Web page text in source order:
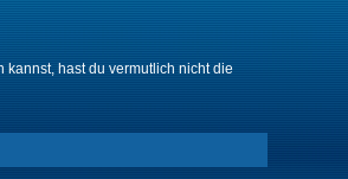
hast du vermutlich nicht die